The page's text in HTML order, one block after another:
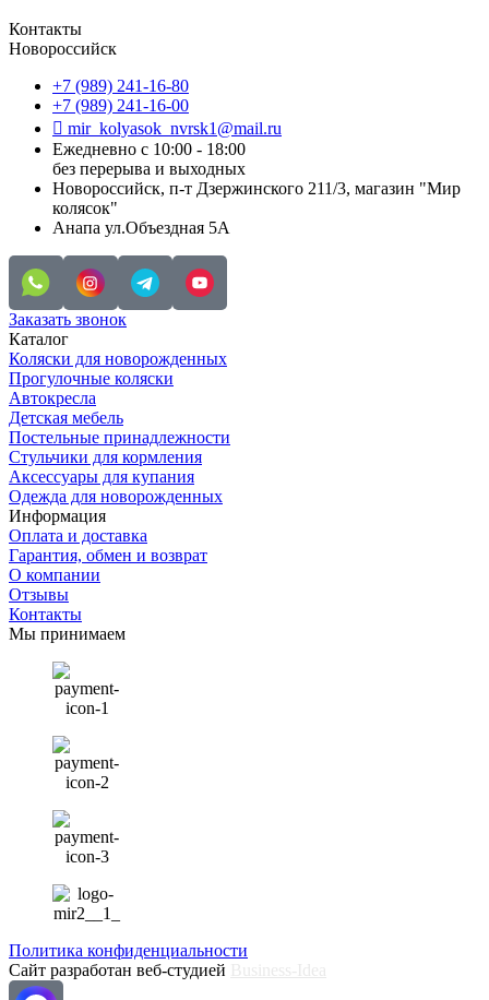
Контакты
Новороссийск
+7 (989) 241-16-80
+7 (989) 241-16-00
mir_kolyasok_nvrsk1@mail.ru
Ежедневно с 10:00 - 18:00
без перерыва и выходных
Новороссийск, п-т Дзержинского 211/3, магазин "Мир
колясок"
Анапа ул.Объездная 5А
Заказать звонок
Каталог
Коляски для новорожденных
Прогулочные коляски
Автокресла
Детская мебель
Постельные принадлежности
Стульчики для кормления
Аксессуары для купания
Одежда для новорожденных
Информация
Оплата и доставка
Гарантия, обмен и возврат
О компании
Отзывы
Контакты
Мы принимаем
Политика конфиденциальности
Сайт разработан веб-студией